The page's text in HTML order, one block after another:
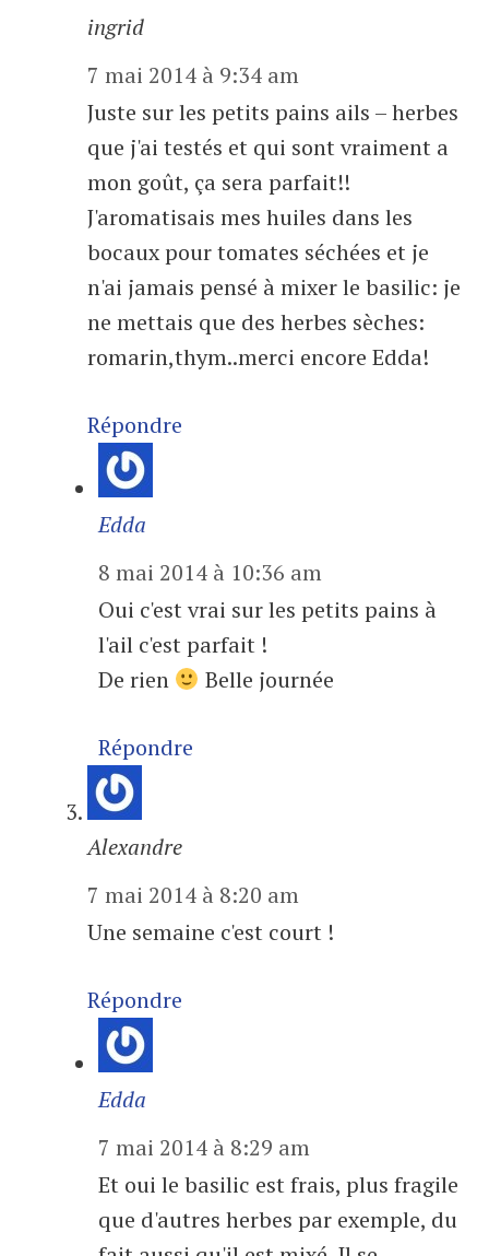
ingrid
7 mai 2014 à 9:34 am
Juste sur les petits pains ails – herbes
que j'ai testés et qui sont vraiment a
mon goût, ça sera parfait!!
J'aromatisais mes huiles dans les
bocaux pour tomates séchées et je
n'ai jamais pensé à mixer le basilic: je
ne mettais que des herbes sèches:
romarin,thym..merci encore Edda!
Répondre
Edda
8 mai 2014 à 10:36 am
Oui c'est vrai sur les petits pains à
l'ail c'est parfait !
De rien
Belle journée
Répondre
Alexandre
7 mai 2014 à 8:20 am
Une semaine c'est court !
Répondre
Edda
7 mai 2014 à 8:29 am
Et oui le basilic est frais, plus fragile
que d'autres herbes par exemple, du